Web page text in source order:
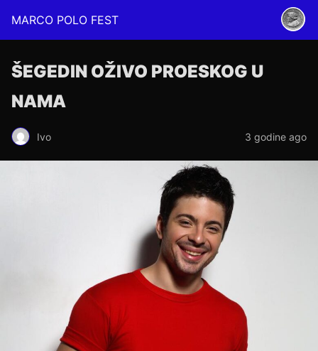
MARCO POLO FEST
ŠEGEDIN OŽIVO PROESKOG U
NAMA
Ivo 3 godine ago